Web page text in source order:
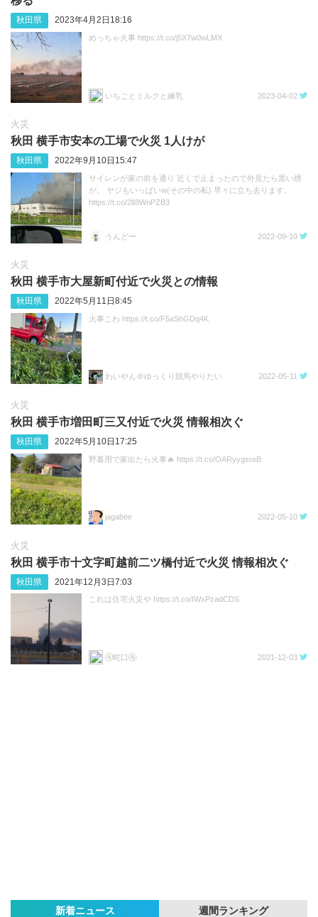
秋田県 2023年4月2日18:16
めっちゃ火事 https://t.co/j5X7w0wLMX
いちごとミルクと練乳 2023-04-02
火災
秋田 横手市安本の工場で火災 1人けが
秋田県 2022年9月10日15:47
サイレンが家の前を通り 近くで止まったので外見たら黒い煙
が。 ヤジもいっぱいw(その中の私) 早々に立ち去ります。
https://t.co/2lI8WnPZB3
うんどー 2022-09-10
火災
秋田 横手市大屋新町付近で火災との情報
秋田県 2022年5月11日8:45
火事こわ https://t.co/F5aShGDq4K
わいやん＠ゆっくり競馬やりたい 2022-05-11
火災
秋田 横手市増田町三又付近で火災 情報相次ぐ
秋田県 2022年5月10日17:25
野暮用で家出たら火事🔥 https://t.co/OARyygsroB
jagabee 2022-05-10
火災
秋田 横手市十文字町越前二ツ橋付近で火災 情報相次ぐ
秋田県 2021年12月3日7:03
これは住宅火災や https://t.co/IWxPzadCDS
🚰蛇口🚰 2021-12-03
新着ニュース 週間ランキング